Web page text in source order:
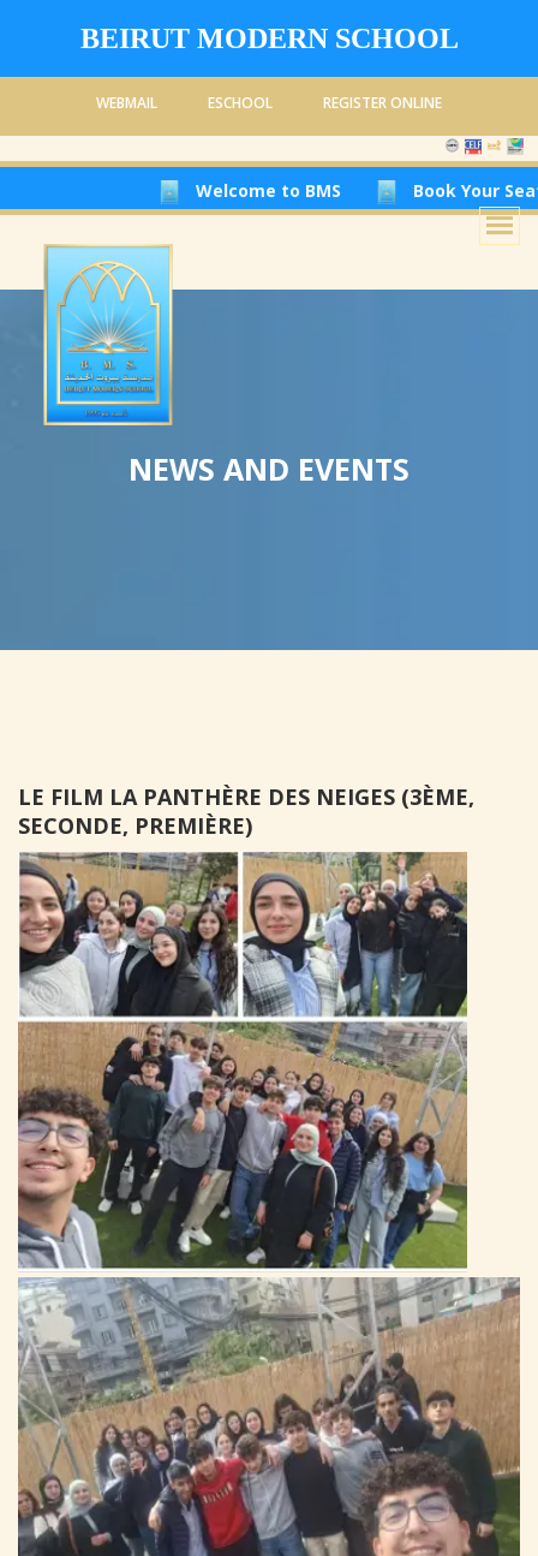
BEIRUT MODERN SCHOOL
WEBMAIL ESCHOOL REGISTER ONLINE
Welcome to BMS Book Your Seat
NEWS AND EVENTS
LE FILM LA PANTHÈRE DES NEIGES (3ÈME,
SECONDE, PREMIÈRE)